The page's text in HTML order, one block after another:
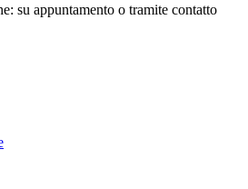
su appuntamento o tramite contatto